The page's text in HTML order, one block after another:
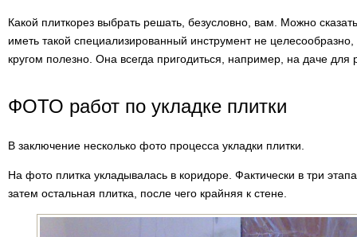
Какой плиткорез выбрать решать, безусловно, вам. Можно
иметь такой специализированный инструмент не
кругом полезно. Она всегда пригодиться, например, на даче для
ФОТО работ по укладке плитки
В заключение несколько фото процесса укладки плитки.
На фото плитка укладывалась в коридоре. Фактически в три
затем остальная плитка, после чего крайняя к стене.